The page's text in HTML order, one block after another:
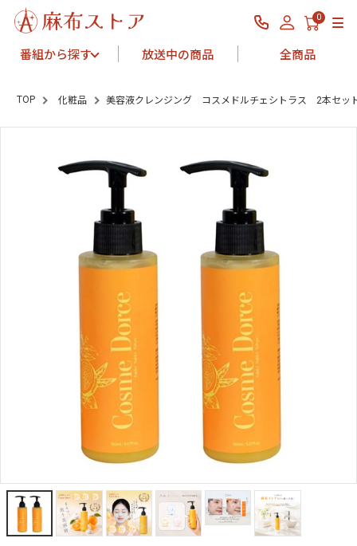
0
番組から探す 放送中の商品 全商品
TOP 化粧品 美容液クレンジング コスメドルチェシトラス 2本セッ